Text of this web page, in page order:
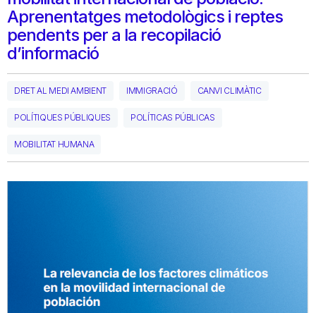
Aprenentatges metodològics i reptes
pendents per a la recopilació
d’informació
DRET AL MEDI AMBIENT IMMIGRACIÓ CANVI CLIMÀTIC
POLÍTIQUES PÚBLIQUES POLÍTICAS PÚBLICAS
MOBILITAT HUMANA